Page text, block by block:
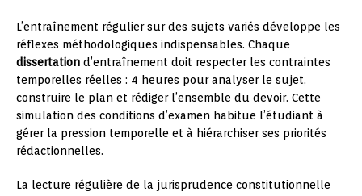
L’entraînement régulier sur des sujets variés développe les
réflexes méthodologiques indispensables. Chaque
dissertation d’entraînement doit respecter les contraintes
temporelles réelles : 4 heures pour analyser le sujet,
construire le plan et rédiger l’ensemble du devoir. Cette
simulation des conditions d’examen habitue l’étudiant à
gérer la pression temporelle et à hiérarchiser ses priorités
rédactionnelles.
La lecture régulière de la jurisprudence constitutionnelle